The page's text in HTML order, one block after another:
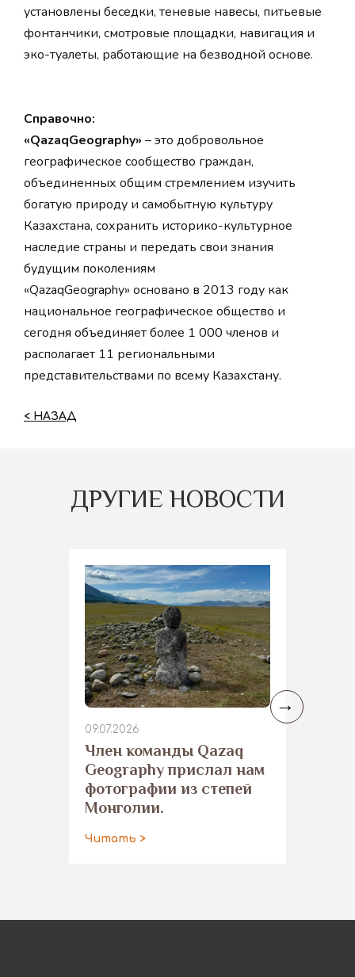
установлены беседки, теневые навесы, питьевые
фонтанчики, смотровые площадки, навигация и
эко-туалеты, работающие на безводной основе.
Справочно:
«QazaqGeography» – это добровольное
географическое сообщество граждан,
объединенных общим стремлением изучить
богатую природу и самобытную культуру
Казахстана, сохранить историко-культурное
наследие страны и передать свои знания
будущим поколениям
«QazaqGeography» основано в 2013 году как
национальное географическое общество и
сегодня объединяет более 1 000 членов и
располагает 11 региональными
представительствами по всему Казахстану.
< НАЗАД
ДРУГИЕ НОВОСТИ
09.07.2026
​Член команды Qazaq
Geography прислал нам
фотографии из степей
Монголии.
Читать >